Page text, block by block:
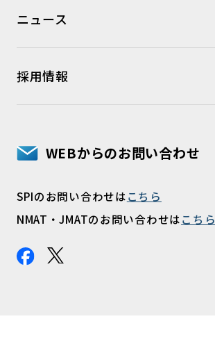
ニュース
採用情報
WEBからのお問い合わせ
SPIのお問い合わせはこちら
NMAT・JMATのお問い合わせはこちら